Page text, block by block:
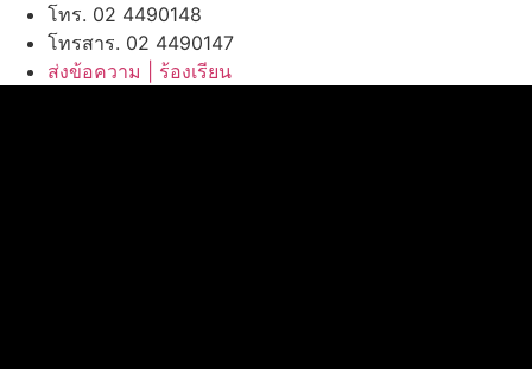
โทร. 02 4490148
โทรสาร. 02 4490147
ส่งข้อความ | ร้องเรียน